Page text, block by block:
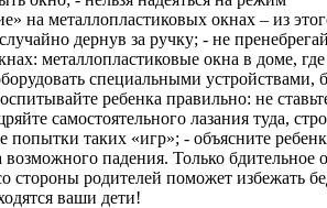
на металлопластиковых окнах – из
дернув за ручку; - не
металлопластиковые окна в доме, где
специальными
ребенка правильно: не
самостоятельного лазания туда,
попытки таких «игр»; - объясните
возможного падения. Только бдительное
стороны родителей поможет избежать
ваши дети!